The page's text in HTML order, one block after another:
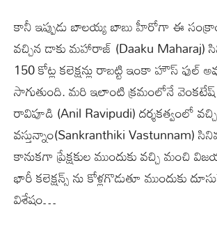
కానీ ఇప్పుడు బాలయ్య బాబు హీరోగా ఈ
వచ్చిన డాకు మహారాజ్ (Daaku
150 కోట్ల కలెక్షన్లు రాబట్టి ఇంకా హౌస్ ఫుల్
సాగుతుంది. మరి ఇలాంటి క్రమంలోనే
రావిపూడి (Anil Ravipudi) దర్శకత్వంలో
వస్తున్నాం(Sankranthiki Vastunnam)
కానుకగా ప్రేక్షకుల ముందుకు వచ్చి మంచి
భారీ కలెక్షన్స్ ను కోళ్లగొడుతూ ముందుకు
విశేషం…